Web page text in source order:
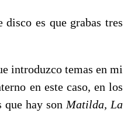
disco es que grabas tres
introduzco temas en mi
en este caso, en los
que hay son Matilda, La